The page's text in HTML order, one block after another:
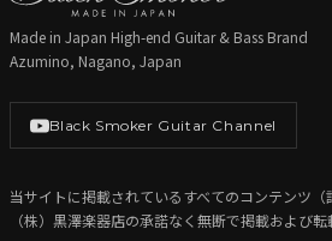
Made in Japan High-end Guitar & Bass Brand
Azumino, Nagano, Japan
Black Smoker Guitar Channel
当サイトに掲載されているすべてのコンテンツ（
（株）黒澤楽器店の承諾なく無断で掲載および転